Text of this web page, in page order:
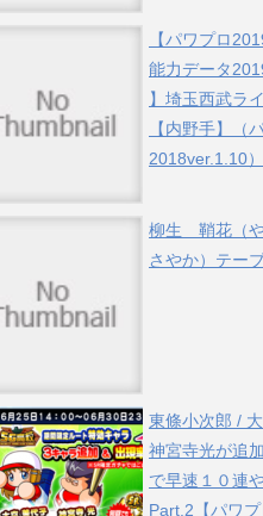
【パワプロ
能力データ
】埼玉西武ラ
【内野手】（
2018ver.1.10）
柳生 鞘花（
さやか）テー
東條小次郎 /
神宮寺光が追
で早速１０連
Part.2【パワ